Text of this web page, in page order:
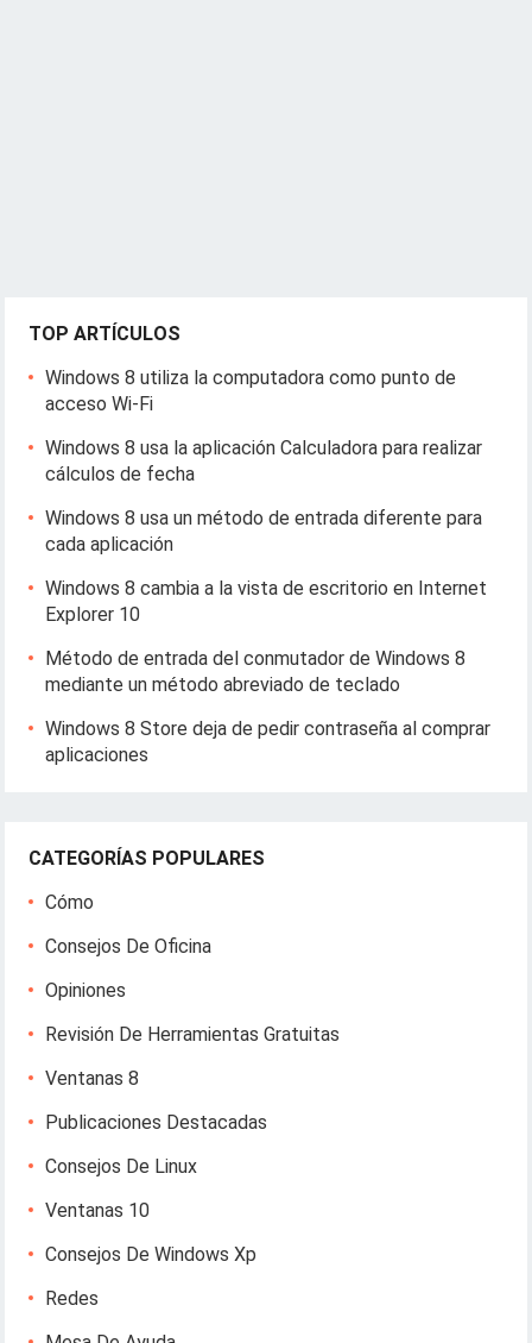
TOP ARTÍCULOS
Windows 8 utiliza la computadora como punto de
acceso Wi-Fi
Windows 8 usa la aplicación Calculadora para realizar
cálculos de fecha
Windows 8 usa un método de entrada diferente para
cada aplicación
Windows 8 cambia a la vista de escritorio en Internet
Explorer 10
Método de entrada del conmutador de Windows 8
mediante un método abreviado de teclado
Windows 8 Store deja de pedir contraseña al comprar
aplicaciones
CATEGORÍAS POPULARES
Cómo
Consejos De Oficina
Opiniones
Revisión De Herramientas Gratuitas
Ventanas 8
Publicaciones Destacadas
Consejos De Linux
Ventanas 10
Consejos De Windows Xp
Redes